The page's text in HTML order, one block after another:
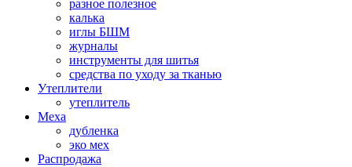
разное полезное
калька
иглы БШМ
журналы
инструменты для шитья
средства по уходу за тканью
Утеплители
утеплитель
Меха
дубленка
эко мех
Распродажа